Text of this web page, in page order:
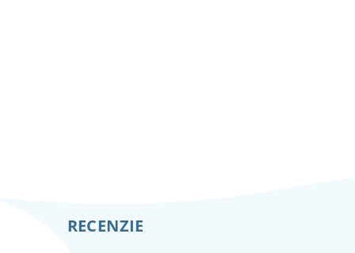
RECENZIE